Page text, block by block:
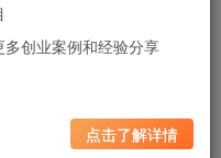
直人群引流玩法，侧重
整操作逻辑，属于可持
依赖复杂设备或额外投
创业案例和经验分享
点击了解详情